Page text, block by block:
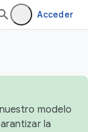
Acceder
modelo
la